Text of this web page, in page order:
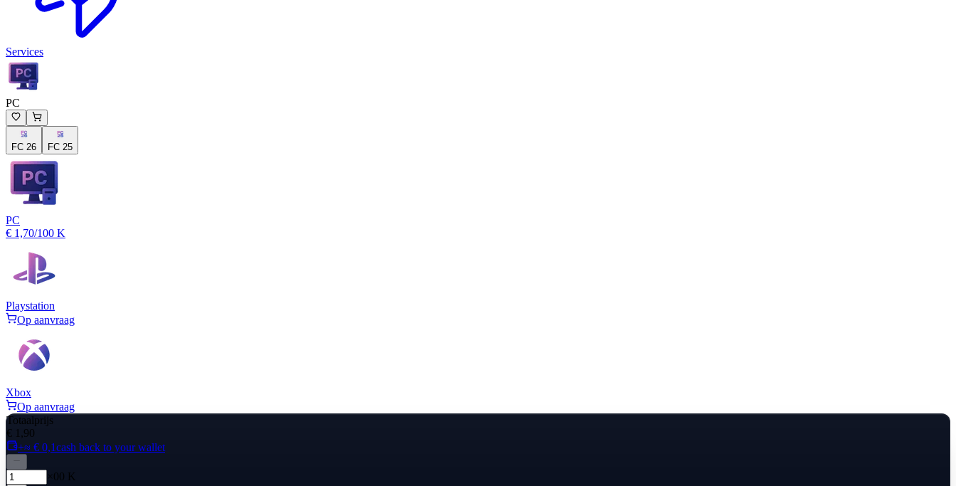
Services
PC
FC 26 FC 25
PC
€ 1,70/100 K
Playstation
Op aanvraag
Xbox
Op aanvraag
Totaalprijs
€ 1,90
+≈ € 0,1cash back to your wallet
×00 K